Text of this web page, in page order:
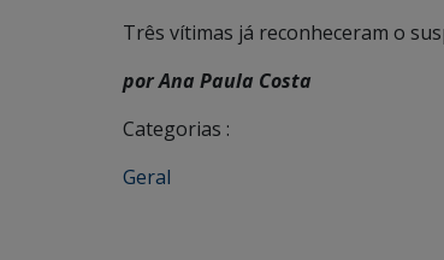
Três vítimas já reconheceram o
por Ana Paula Costa
Categorias :
Geral